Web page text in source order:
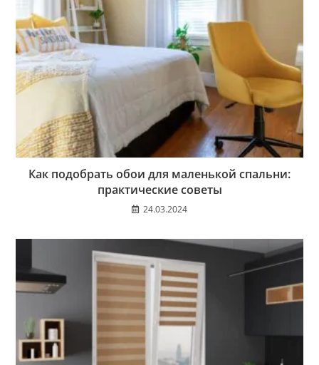
Как подобрать обои для маленькой спальни:
практические советы
24.03.2024